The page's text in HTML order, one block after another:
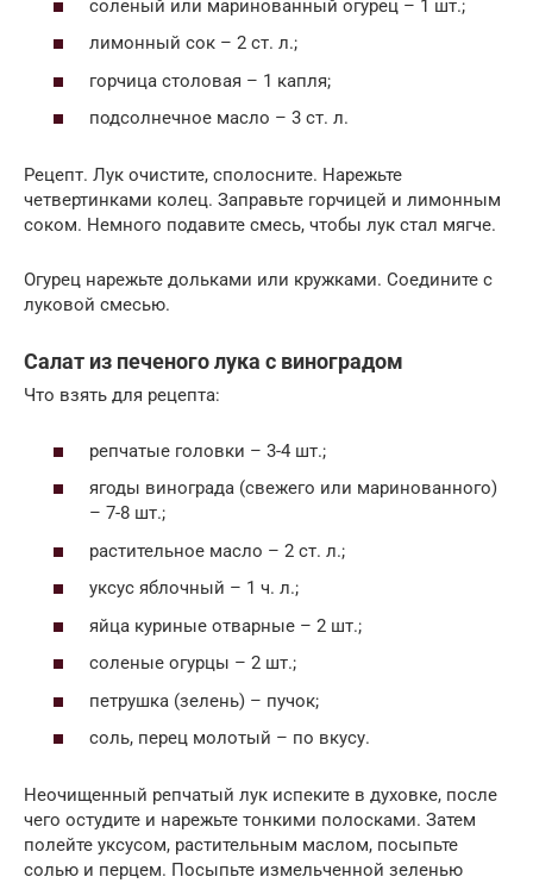
соленый или маринованный огурец – 1 шт.;
лимонный сок – 2 ст. л.;
горчица столовая – 1 капля;
подсолнечное масло – 3 ст. л.
Рецепт. Лук очистите, сполосните. Нарежьте
четвертинками колец. Заправьте горчицей и лимонным
соком. Немного подавите смесь, чтобы лук стал мягче.
Огурец нарежьте дольками или кружками. Соедините с
луковой смесью.
Салат из печеного лука с виноградом
Что взять для рецепта:
репчатые головки – 3-4 шт.;
ягоды винограда (свежего или маринованного)
– 7-8 шт.;
растительное масло – 2 ст. л.;
уксус яблочный – 1 ч. л.;
яйца куриные отварные – 2 шт.;
соленые огурцы – 2 шт.;
петрушка (зелень) – пучок;
соль, перец молотый – по вкусу.
Неочищенный репчатый лук испеките в духовке, после
чего остудите и нарежьте тонкими полосками. Затем
полейте уксусом, растительным маслом, посыпьте
солью и перцем. Посыпьте измельченной зеленью